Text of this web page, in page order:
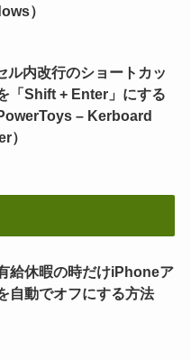
）
ル内改行のショートカッ
「Shift + Enter」にする
– Kerboard
）
給休暇の時だけiPhoneア
自動でオフにする方法